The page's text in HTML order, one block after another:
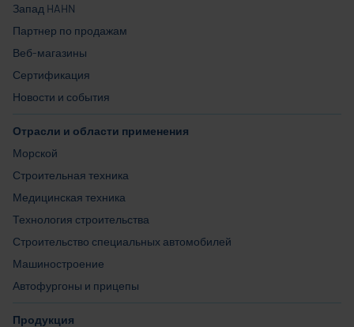
Запад HAHN
Партнер по продажам
Веб-магазины
Сертификация
Новости и события
Отрасли и области применения
Морской
Строительная техника
Медицинская техника
Технология строительства
Строительство специальных автомобилей
Машиностроение
Автофургоны и прицепы
Продукция